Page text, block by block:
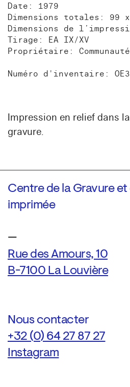
Date: 1979
Dimensions totales: 99
Dimensions de
Tirage: EA IX/XV
Propriétaire:
Numéro d'inventaire:
Impression en relief dans
gravure.
Centre de la Gravure et
imprimée
—
Rue des Amours, 10
B-7100 La Louvière
Nous contacter
+32 (0) 64 27 87 27
Instagram